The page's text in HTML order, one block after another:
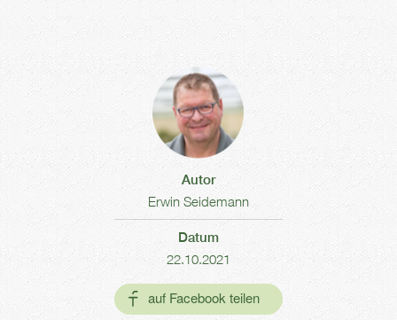
Autor
Erwin Seidemann
Datum
22.10.2021